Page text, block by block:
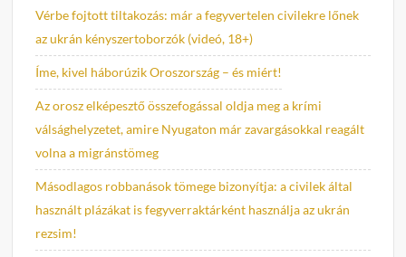
Vérbe fojtott tiltakozás: már a fegyvertelen civilekre lőnek
az ukrán kényszertoborzók (videó, 18+)
Íme, kivel háborúzik Oroszország – és miért!
Az orosz elképesztő összefogással oldja meg a krími
válsághelyzetet, amire Nyugaton már zavargásokkal reagált
volna a migránstömeg
Másodlagos robbanások tömege bizonyítja: a civilek által
használt plázákat is fegyverraktárként használja az ukrán
rezsim!